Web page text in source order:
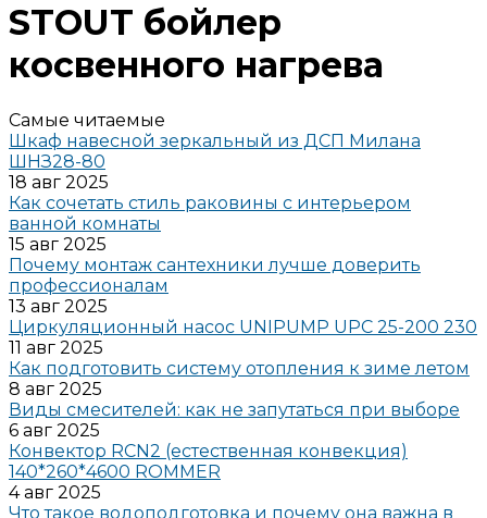
STOUT бойлер
косвенного нагрева
Самые читаемые
Шкаф навесной зеркальный из ДСП Милана
ШНЗ28-80
18 авг 2025
Как сочетать стиль раковины с интерьером
ванной комнаты
15 авг 2025
Почему монтаж сантехники лучше доверить
профессионалам
13 авг 2025
Циркуляционный насос UNIPUMP UPC 25-200 230
11 авг 2025
Как подготовить систему отопления к зиме летом
8 авг 2025
Виды смесителей: как не запутаться при выборе
6 авг 2025
Конвектор RCN2 (естественная конвекция)
140*260*4600 ROMMER
4 авг 2025
Что такое водоподготовка и почему она важна в